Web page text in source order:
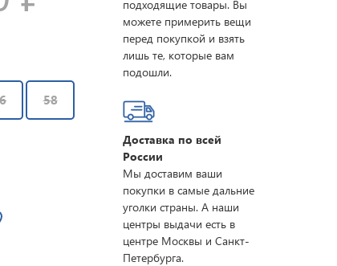
58
подходящие товары. Вы
можете примерить вещи
перед покупкой и взять
лишь те, которые вам
подошли.
Доставка по всей
России
Мы доставим ваши
покупки в самые дальние
уголки страны. А наши
центры выдачи есть в
центре Москвы и Санкт-
Петербурга.